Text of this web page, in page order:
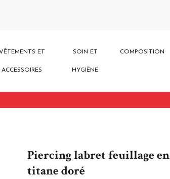
ET
ACCESSOIRES
SOIN ET
HYGIÈNE
COMPOSITION
Piercing labret feuillage en
titane doré